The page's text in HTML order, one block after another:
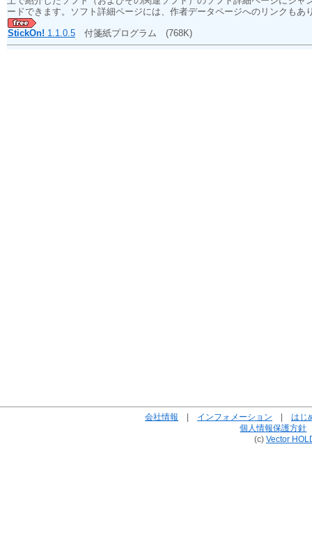
ードできます。ソフト詳細ページには、作者データページへのリンクもあ
StickOn! 1.1.0.5 付箋紙プログラム (768K)
会社情報 | インフォメーション | はじ
個人情報保護方針
(c) Vector